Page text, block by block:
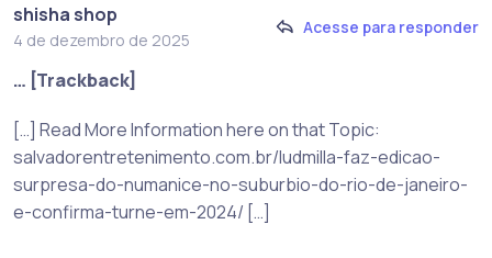
shisha shop
4 de dezembro de 2025
Acesse para responder
… [Trackback]
[…] Read More Information here on that Topic:
salvadorentretenimento.com.br/ludmilla-faz-edicao-
surpresa-do-numanice-no-suburbio-do-rio-de-janeiro-
e-confirma-turne-em-2024/ […]